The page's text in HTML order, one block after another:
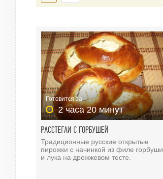
Готовится за
2 часа 20 минут
РАССТЕГАИ С ГОРБУШЕЙ
Традиционные русские открытые
пирожки с начинкой из филе горбуши
и лука на дрожжевом тесте.